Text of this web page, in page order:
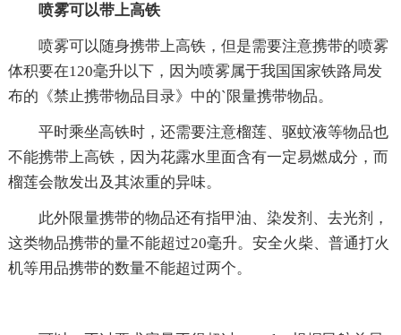
喷雾可以带上高铁
喷雾可以随身携带上高铁，但是需要注意携带的喷雾
体积要在120毫升以下，因为喷雾属于我国国家铁路局发
布的《禁止携带物品目录》中的`限量携带物品。
平时乘坐高铁时，还需要注意榴莲、驱蚊液等物品也
不能携带上高铁，因为花露水里面含有一定易燃成分，而
榴莲会散发出及其浓重的异味。
此外限量携带的物品还有指甲油、染发剂、去光剂，
这类物品携带的量不能超过20毫升。安全火柴、普通打火
机等用品携带的数量不能超过两个。